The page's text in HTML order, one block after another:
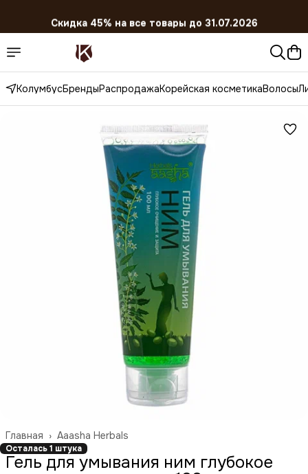
Скидка 45% на все товары до 31.07.2026
КолумбусБрендыРаспродажаКорейская косметикаВолосы
Aaasha Herbals
Главная ›
Осталась 1 штука
Гель для умывания ним глубокое